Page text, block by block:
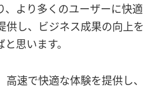
、より多くのユーザーに快適
供し、ビジネス成果の向上を
思います。
速で快適な体験を提供し、